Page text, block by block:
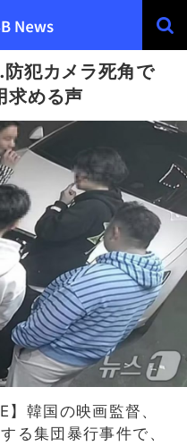
犯カメラ死角で
求める声
】韓国の映画監督、
る集団暴行事件で、